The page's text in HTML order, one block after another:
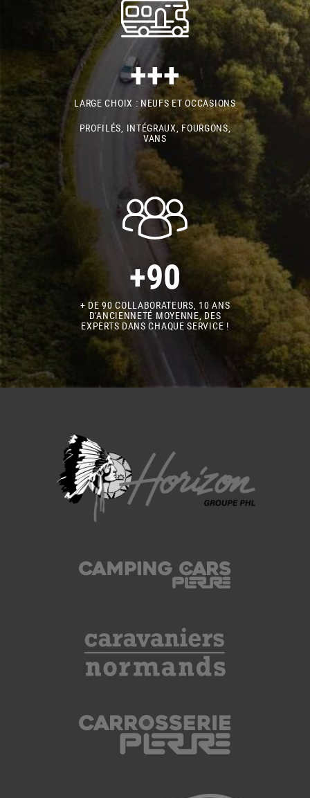
+++
LARGE CHOIX : NEUFS ET OCCASIONS
PROFILÉS, INTÉGRAUX, FOURGONS,
VANS
+90
+ DE 90 COLLABORATEURS, 10 ANS
D'ANCIENNETÉ MOYENNE, DES
EXPERTS DANS CHAQUE SERVICE !